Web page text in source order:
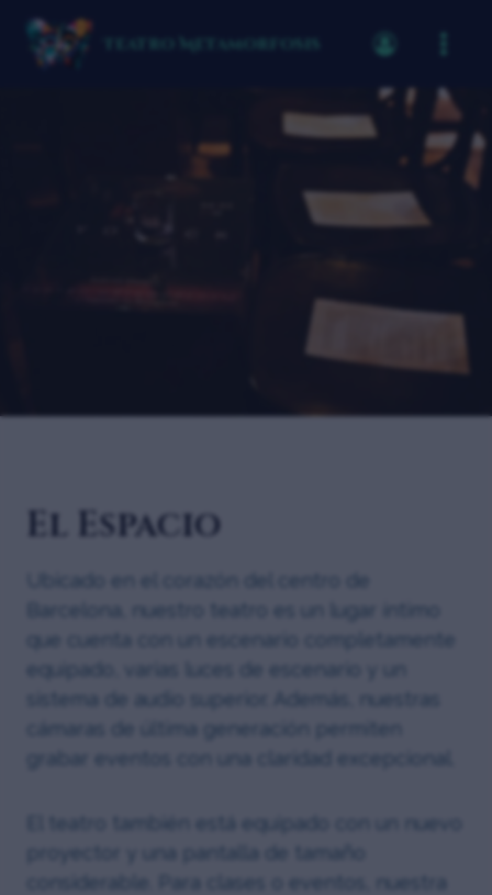
Teatro Metamorfosis
El Espacio
Ubicado en el corazón del centro de
Barcelona, nuestro teatro es un lugar íntimo
que cuenta con un escenario completamente
equipado, varias luces de escenario y un
sistema de audio superior. Además, nuestras
cámaras de última generación permiten
grabar eventos con una claridad excepcional.
El teatro también está equipado con un nuevo
proyector y una pantalla de tamaño
considerable. Para clases o eventos, nuestra